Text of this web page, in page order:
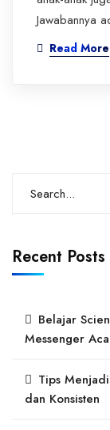
Jawabannya
Read More
Recent Posts
Belajar
Messenger
Tips
dan Konsisten